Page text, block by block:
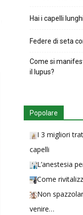
Hai i capelli
Federe di seta
Come si
il lupus?
Popolare
I 3 migliori
capelli
L’anestesia
Come
Non
venire…